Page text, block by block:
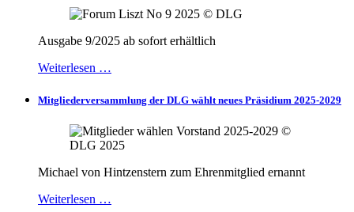
Ausgabe 9/2025 ab sofort erhältlich
Weiterlesen …
Mitgliederversammlung der DLG wählt neues Präsidium 2025-2029
Michael von Hintzenstern zum Ehrenmitglied ernannt
Weiterlesen …